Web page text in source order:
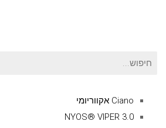
חיפוש
Ciano אקווריומי
NYOS® VIPER 3.0